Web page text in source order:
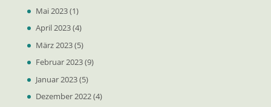
Mai 2023(1)
April 2023(4)
März 2023(5)
Februar 2023(9)
Januar 2023(5)
Dezember 2022(4)